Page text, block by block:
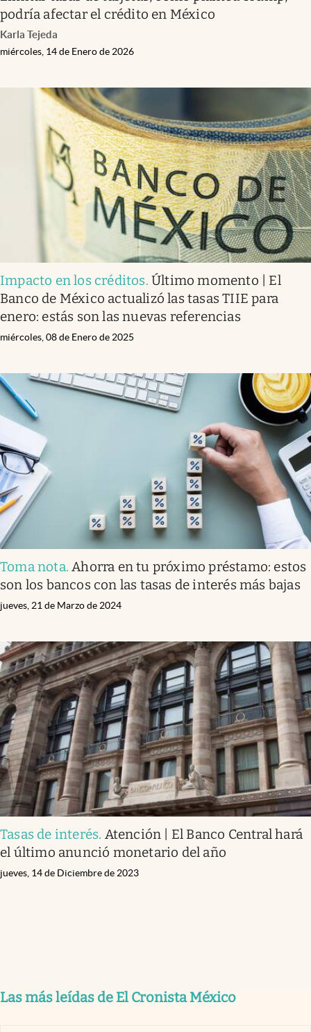
podría afectar el crédito en México
Karla Tejeda
miércoles, 14 de Enero de 2026
Impacto en los créditos.Último momento | El
Banco de México actualizó las tasas TIIE para
enero: estás son las nuevas referencias
miércoles, 08 de Enero de 2025
Toma nota.Ahorra en tu próximo préstamo: estos
son los bancos con las tasas de interés más bajas
jueves, 21 de Marzo de 2024
Tasas de interés. Atención | El Banco Central hará
el último anunció monetario del año
jueves, 14 de Diciembre de 2023
Las más leídas de El Cronista México